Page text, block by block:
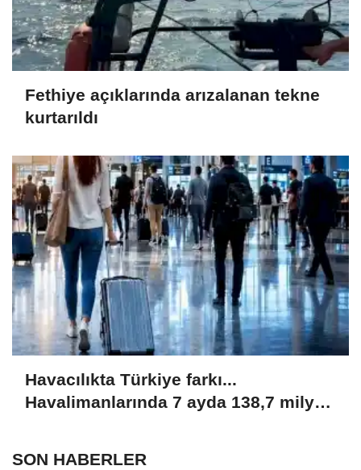
Fethiye açıklarında arızalanan tekne
kurtarıldı
Havacılıkta Türkiye farkı...
Havalimanlarında 7 ayda 138,7 milyon
SON HABERLER